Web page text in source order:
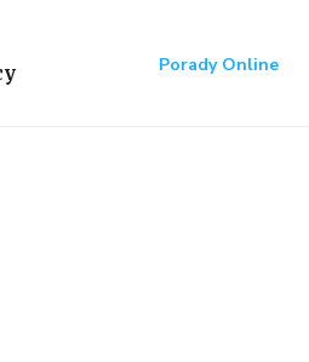
Porady Online